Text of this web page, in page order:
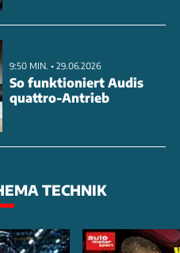
9:50 MIN. • 29.06.2026
So funktioniert Audis
quattro-Antrieb
TECHNIK